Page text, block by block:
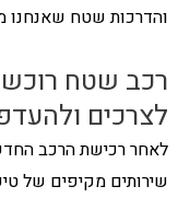
והדרכות שטח שאנחנו
רכב שטח
לצרכים
לאחר רכישת הרכב
שירותים מקיפים של